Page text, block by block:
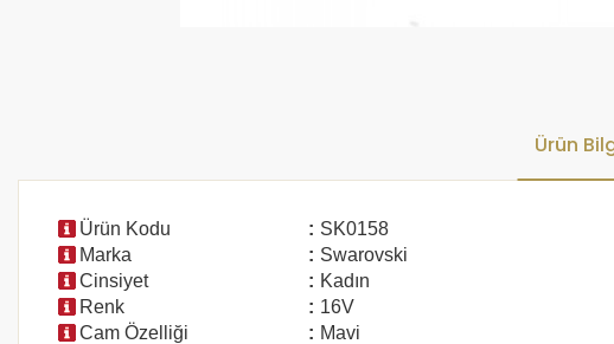
Ürün
Ürün Kodu : SK0158
Marka
: Swarovski
Cinsiyet
: Kadın
Renk
: 16V
Cam Özelliği
: Mavi